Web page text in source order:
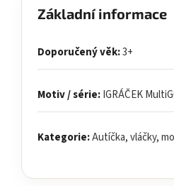
Základní informace
Doporučený věk:3+
Motiv / série:IGRÁČEK
Kategorie:Autíčka, vláčky,